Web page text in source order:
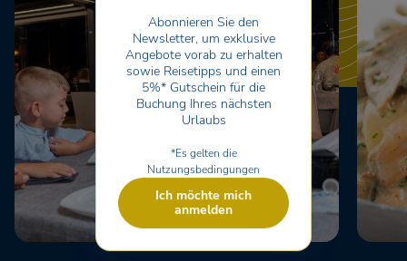
Abonnieren Sie den
Newsletter, um exklusive
Angebote vorab zu erhalten
sowie Reisetipps und einen
5%* Gutschein für die
Buchung Ihres nächsten
Urlaubs
*Es gelten die
Nutzungsbedingungen
Ich möchte mich
anmelden